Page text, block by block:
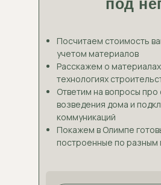
под
Посчитаем стоимость
учетом материалов
Расскажем о
технологиях
Ответим на вопросы про
возведения дома и
коммуникаций
Покажем в Олимпе
построенные по разным